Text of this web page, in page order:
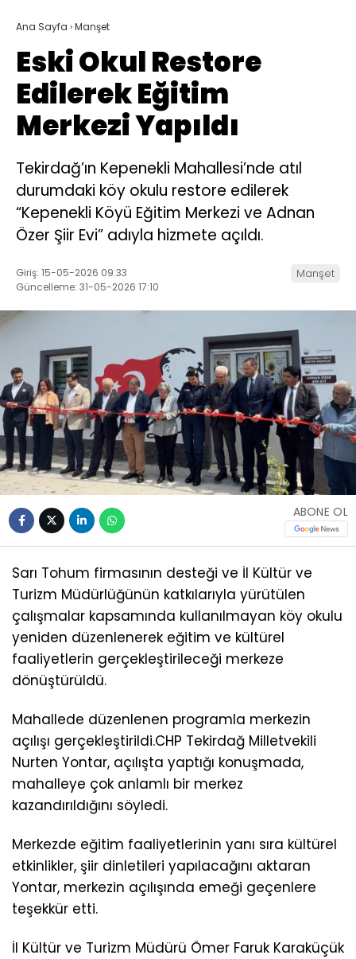
Ana Sayfa ›Manşet
Eski Okul Restore
Edilerek Eğitim
Merkezi Yapıldı
Tekirdağ’ın Kepenekli Mahallesi’nde atıl
durumdaki köy okulu restore edilerek
“Kepenekli Köyü Eğitim Merkezi ve Adnan
Özer Şiir Evi” adıyla hizmete açıldı.
Giriş: 15-05-2026 09:33
Güncelleme: 31-05-2026 17:10
Manşet
ABONE OL
Sarı Tohum firmasının desteği ve İl Kültür ve
Turizm Müdürlüğünün katkılarıyla yürütülen
çalışmalar kapsamında kullanılmayan köy okulu
yeniden düzenlenerek eğitim ve kültürel
faaliyetlerin gerçekleştirileceği merkeze
dönüştürüldü.
Mahallede düzenlenen programla merkezin
açılışı gerçekleştirildi.CHP Tekirdağ Milletvekili
Nurten Yontar, açılışta yaptığı konuşmada,
mahalleye çok anlamlı bir merkez
kazandırıldığını söyledi.
Merkezde eğitim faaliyetlerinin yanı sıra kültürel
etkinlikler, şiir dinletileri yapılacağını aktaran
Yontar, merkezin açılışında emeği geçenlere
teşekkür etti.
İl Kültür ve Turizm Müdürü Ömer Faruk Karaküçük